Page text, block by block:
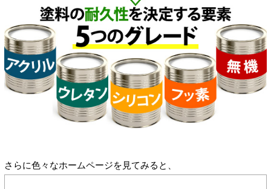
さらに色々なホームページを見てみると、